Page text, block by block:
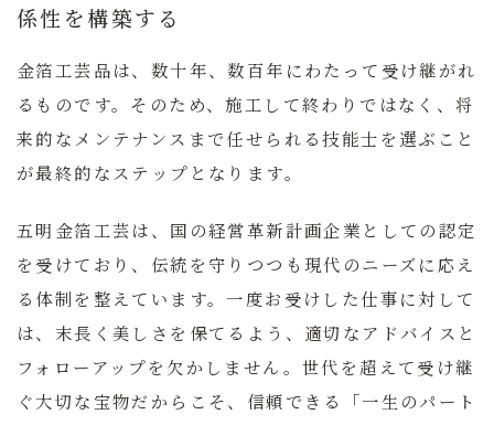
係性を構築する
金箔工芸品は、数十年、数百年にわたって受け継がれ
るものです。そのため、施工して終わりではなく、将
来的なメンテナンスまで任せられる技能士を選ぶこと
が最終的なステップとなります。
五明金箔工芸は、国の経営革新計画企業としての認定
を受けており、伝統を守りつつも現代のニーズに応え
る体制を整えています。一度お受けした仕事に対して
は、末長く美しさを保てるよう、適切なアドバイスと
フォローアップを欠かしません。世代を超えて受け継
ぐ大切な宝物だからこそ、信頼できる「一生のパート